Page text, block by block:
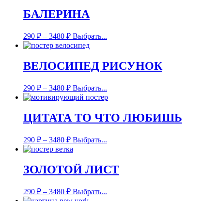
БАЛЕРИНА
290 ₽ – 3480 ₽ Выбрать...
ВЕЛОСИПЕД РИСУНОК
290 ₽ – 3480 ₽ Выбрать...
ЦИТАТА ТО ЧТО ЛЮБИШЬ
290 ₽ – 3480 ₽ Выбрать...
ЗОЛОТОЙ ЛИСТ
290 ₽ – 3480 ₽ Выбрать...